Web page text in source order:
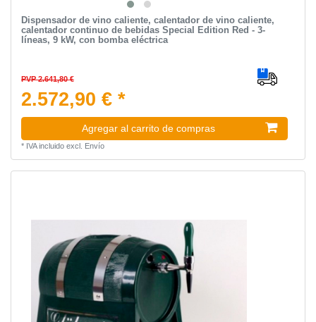
Dispensador de vino caliente, calentador de vino caliente,
calentador continuo de bebidas Special Edition Red - 3-
líneas, 9 kW, con bomba eléctrica
PVP 2.641,80 €
2.572,90 € *
Agregar al carrito de compras
* IVA incluidoexcl. Envío